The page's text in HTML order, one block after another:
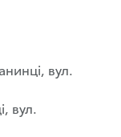
вул.
вул.